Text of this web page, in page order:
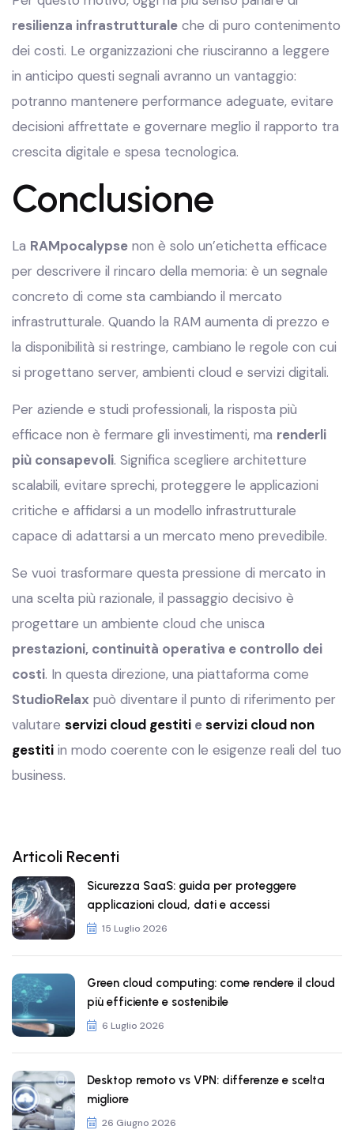
resilienza infrastrutturale che di puro contenimento
dei costi. Le organizzazioni che riusciranno a leggere
in anticipo questi segnali avranno un vantaggio:
potranno mantenere performance adeguate, evitare
decisioni affrettate e governare meglio il rapporto tra
crescita digitale e spesa tecnologica.
Conclusione
La RAMpocalypse non è solo un’etichetta efficace
per descrivere il rincaro della memoria: è un segnale
concreto di come sta cambiando il mercato
infrastrutturale. Quando la RAM aumenta di prezzo e
la disponibilità si restringe, cambiano le regole con cui
si progettano server, ambienti cloud e servizi digitali.
Per aziende e studi professionali, la risposta più
efficace non è fermare gli investimenti, ma renderli
più consapevoli. Significa scegliere architetture
scalabili, evitare sprechi, proteggere le applicazioni
critiche e affidarsi a un modello infrastrutturale
capace di adattarsi a un mercato meno prevedibile.
Se vuoi trasformare questa pressione di mercato in
una scelta più razionale, il passaggio decisivo è
progettare un ambiente cloud che unisca
prestazioni, continuità operativa e controllo dei
costi. In questa direzione, una piattaforma come
StudioRelax può diventare il punto di riferimento per
valutare servizi cloud gestiti eservizi cloud non
gestiti in modo coerente con le esigenze reali del tuo
business.
Articoli Recenti
Sicurezza SaaS: guida per proteggere
applicazioni cloud, dati e accessi
15 Luglio 2026
Green cloud computing: come rendere il cloud
più efficiente e sostenibile
6 Luglio 2026
Desktop remoto vs VPN: differenze e scelta
migliore
26 Giugno 2026